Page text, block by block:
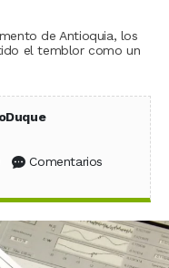
de Antioquia, los
el temblor como un
en Facebook
en X (Twitter)
en WhatsApp
Comentarios